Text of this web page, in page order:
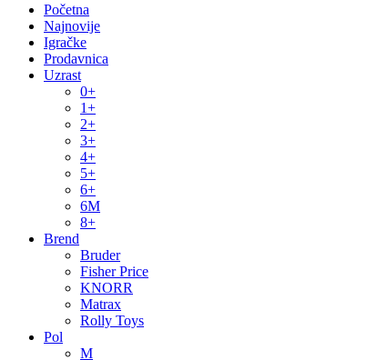
Početna
Najnovije
Igračke
Prodavnica
Uzrast
0+
1+
2+
3+
4+
5+
6+
6M
8+
Brend
Bruder
Fisher Price
KNORR
Matrax
Rolly Toys
Pol
M